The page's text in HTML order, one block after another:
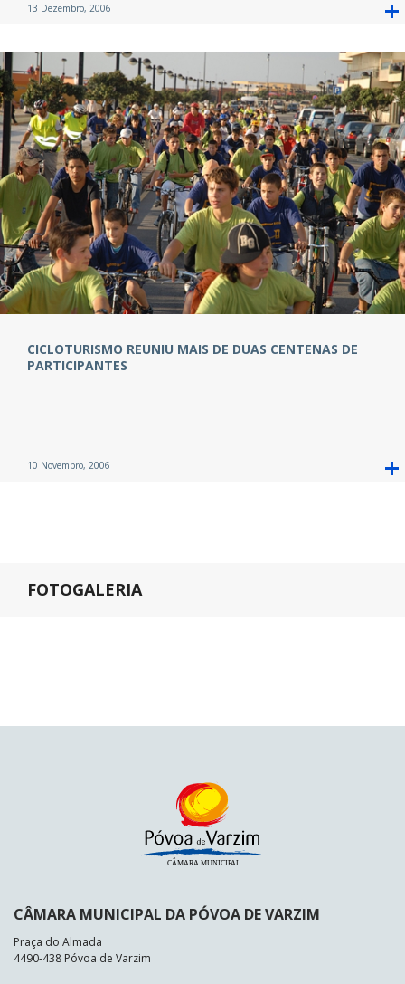
13 Dezembro, 2006
CICLOTURISMO REUNIU MAIS DE DUAS CENTENAS DE
PARTICIPANTES
10 Novembro, 2006
FOTOGALERIA
CÂMARA MUNICIPAL DA PÓVOA DE VARZIM
Praça do Almada
4490-438 Póvoa de Varzim